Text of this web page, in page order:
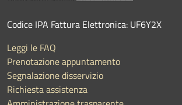
Codice IPA Fattura Elettronica: UF6Y2X
Leggi le FAQ
Prenotazione appuntamento
Segnalazione disservizio
Richiesta assistenza